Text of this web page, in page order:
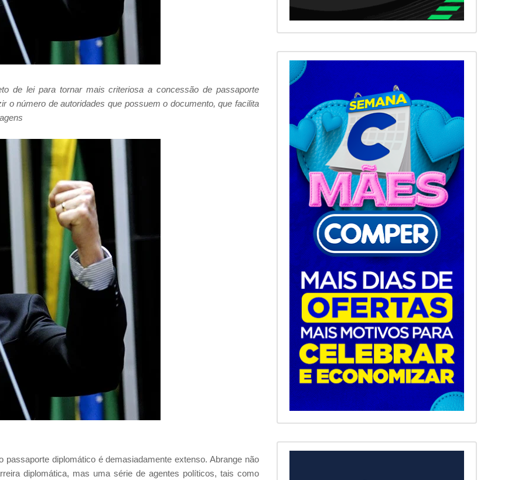
de lei para tornar mais criteriosa a concessão de passaporte
o número de autoridades que possuem o documento, que facilita
diplomático é demasiadamente extenso. Abrange não
diplomática, mas uma série de agentes políticos, tais como